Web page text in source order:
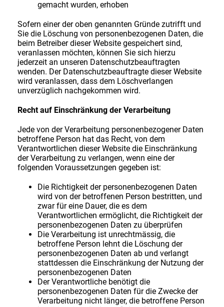
gemacht wurden, erhoben
Sofern einer der oben genannten Gründe zutrifft und
Sie die Löschung von personenbezogenen Daten, die
beim Betreiber dieser Website gespeichert sind,
veranlassen möchten, können Sie sich hierzu
jederzeit an unseren Datenschutzbeauftragten
wenden. Der Datenschutzbeauftragte dieser Website
wird veranlassen, dass dem Löschverlangen
unverzüglich nachgekommen wird.
Recht auf Einschränkung der Verarbeitung
Jede von der Verarbeitung personenbezogener Daten
betroffene Person hat das Recht, von dem
Verantwortlichen dieser Website die Einschränkung
der Verarbeitung zu verlangen, wenn eine der
folgenden Voraussetzungen gegeben ist:
Die Richtigkeit der personenbezogenen Daten
wird von der betroffenen Person bestritten, und
zwar für eine Dauer, die es dem
Verantwortlichen ermöglicht, die Richtigkeit der
personenbezogenen Daten zu überprüfen
Die Verarbeitung ist unrechtmässig, die
betroffene Person lehnt die Löschung der
personenbezogenen Daten ab und verlangt
stattdessen die Einschränkung der Nutzung der
personenbezogenen Daten
Der Verantwortliche benötigt die
personenbezogenen Daten für die Zwecke der
Verarbeitung nicht länger, die betroffene Person